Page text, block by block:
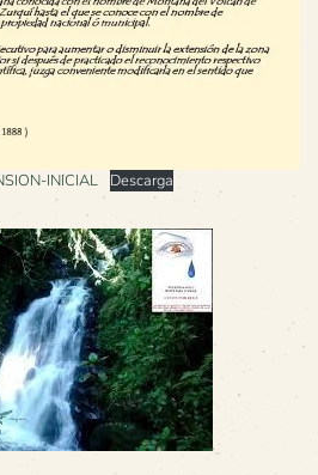
INICIAL Descarga